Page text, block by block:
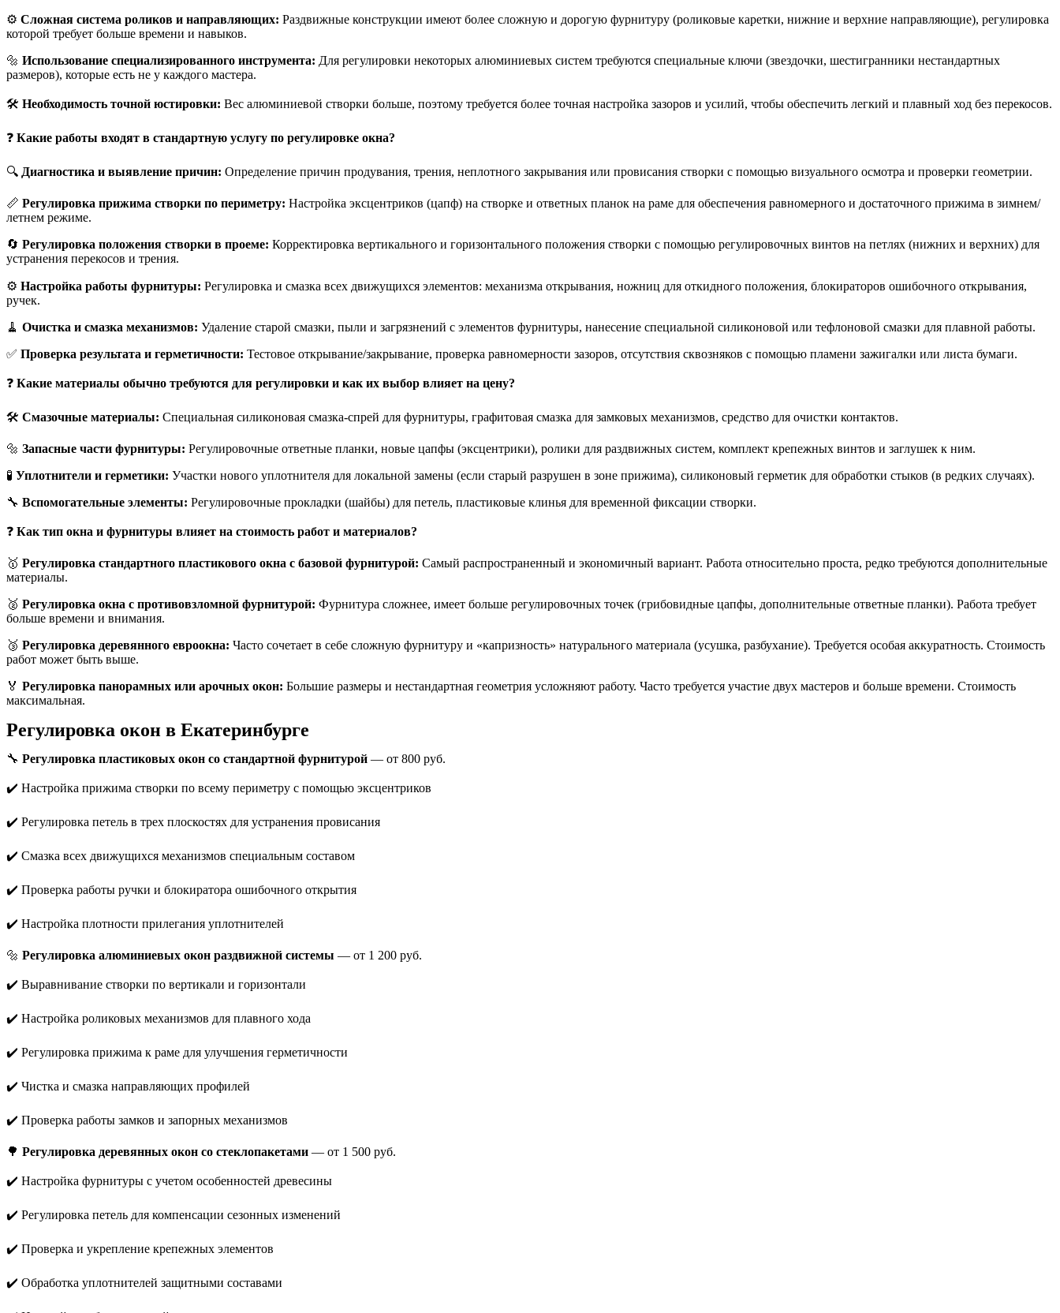
⚙️ Сложная система роликов и направляющих: Раздвижные конструкции имеют более сложную и дорогую фурнитуру (роликовые каретки, нижние и верхние направляющие), регулировка
которой требует больше времени и навыков.
🔩 Использование специализированного инструмента: Для регулировки некоторых алюминиевых систем требуются специальные ключи (звездочки, шестигранники нестандартных
размеров), которые есть не у каждого мастера.
🛠️ Необходимость точной юстировки: Вес алюминиевой створки больше, поэтому требуется более точная настройка зазоров и усилий, чтобы обеспечить легкий и плавный ход без перекосов.
❓ Какие работы входят в стандартную услугу по регулировке окна?
🔍 Диагностика и выявление причин: Определение причин продувания, трения, неплотного закрывания или провисания створки с помощью визуального осмотра и проверки геометрии.
📏 Регулировка прижима створки по периметру: Настройка эксцентриков (цапф) на створке и ответных планок на раме для обеспечения равномерного и достаточного прижима в зимнем/
летнем режиме.
🔄 Регулировка положения створки в проеме: Корректировка вертикального и горизонтального положения створки с помощью регулировочных винтов на петлях (нижних и верхних) для
устранения перекосов и трения.
⚙️ Настройка работы фурнитуры: Регулировка и смазка всех движущихся элементов: механизма открывания, ножниц для откидного положения, блокираторов ошибочного открывания,
ручек.
🧹 Очистка и смазка механизмов: Удаление старой смазки, пыли и загрязнений с элементов фурнитуры, нанесение специальной силиконовой или тефлоновой смазки для плавной работы.
✅ Проверка результата и герметичности: Тестовое открывание/закрывание, проверка равномерности зазоров, отсутствия сквозняков с помощью пламени зажигалки или листа бумаги.
❓ Какие материалы обычно требуются для регулировки и как их выбор влияет на цену?
🛠️ Смазочные материалы: Специальная силиконовая смазка-спрей для фурнитуры, графитовая смазка для замковых механизмов, средство для очистки контактов.
🔩 Запасные части фурнитуры: Регулировочные ответные планки, новые цапфы (эксцентрики), ролики для раздвижных систем, комплект крепежных винтов и заглушек к ним.
🧪 Уплотнители и герметики: Участки нового уплотнителя для локальной замены (если старый разрушен в зоне прижима), силиконовый герметик для обработки стыков (в редких случаях).
🔧 Вспомогательные элементы: Регулировочные прокладки (шайбы) для петель, пластиковые клинья для временной фиксации створки.
❓ Как тип окна и фурнитуры влияет на стоимость работ и материалов?
🥇 Регулировка стандартного пластикового окна с базовой фурнитурой: Самый распространенный и экономичный вариант. Работа относительно проста, редко требуются дополнительные
материалы.
🥈 Регулировка окна с противовзломной фурнитурой: Фурнитура сложнее, имеет больше регулировочных точек (грибовидные цапфы, дополнительные ответные планки). Работа требует
больше времени и внимания.
🥉 Регулировка деревянного евроокна: Часто сочетает в себе сложную фурнитуру и «капризность» натурального материала (усушка, разбухание). Требуется особая аккуратность. Стоимость
работ может быть выше.
🏅 Регулировка панорамных или арочных окон: Большие размеры и нестандартная геометрия усложняют работу. Часто требуется участие двух мастеров и больше времени. Стоимость
максимальная.
Регулировка окон в Екатеринбурге
🔧 Регулировка пластиковых окон со стандартной фурнитурой — от 800 руб.
✔️ Настройка прижима створки по всему периметру с помощью эксцентриков
✔️ Регулировка петель в трех плоскостях для устранения провисания
✔️ Смазка всех движущихся механизмов специальным составом
✔️ Проверка работы ручки и блокиратора ошибочного открытия
✔️ Настройка плотности прилегания уплотнителей
🔩 Регулировка алюминиевых окон раздвижной системы — от 1 200 руб.
✔️ Выравнивание створки по вертикали и горизонтали
✔️ Настройка роликовых механизмов для плавного хода
✔️ Регулировка прижима к раме для улучшения герметичности
✔️ Чистка и смазка направляющих профилей
✔️ Проверка работы замков и запорных механизмов
🌳 Регулировка деревянных окон со стеклопакетами — от 1 500 руб.
✔️ Настройка фурнитуры с учетом особенностей древесины
✔️ Регулировка петель для компенсации сезонных изменений
✔️ Проверка и укрепление крепежных элементов
✔️ Обработка уплотнителей защитными составами